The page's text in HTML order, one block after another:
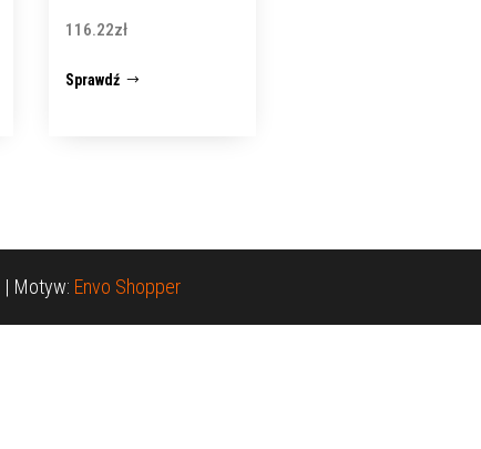
116.22zł
Sprawdź
| Motyw: Envo Shopper